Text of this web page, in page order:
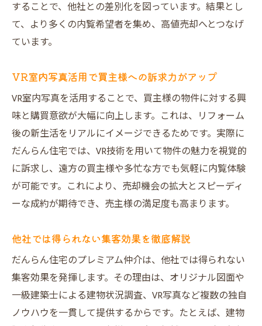
することで、他社との差別化を図っています。結果とし
て、より多くの内覧希望者を集め、高値売却へとつなげ
ています。
VR室内写真活用で買主様への訴求力がアップ
VR室内写真を活用することで、買主様の物件に対する興
味と購買意欲が大幅に向上します。これは、リフォーム
後の新生活をリアルにイメージできるためです。実際に
だんらん住宅では、VR技術を用いて物件の魅力を視覚的
に訴求し、遠方の買主様や多忙な方でも気軽に内覧体験
が可能です。これにより、売却機会の拡大とスピーディ
ーな成約が期待でき、売主様の満足度も高まります。
他社では得られない集客効果を徹底解説
だんらん住宅のプレミアム仲介は、他社では得られない
集客効果を発揮します。その理由は、オリジナル図面や
一級建築士による建物状況調査、VR写真など複数の独自
ノウハウを一貫して提供するからです。たとえば、建物